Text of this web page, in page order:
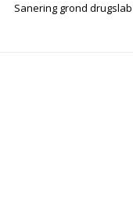
Sanering grond